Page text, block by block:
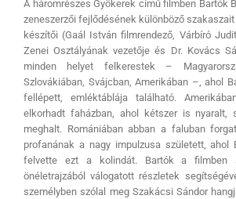
A háromrészes Gyökerek című filmben Bartók
zeneszerzői fejlődésének különböző
készítői (Gaál István filmrendező, Várbíró
Zenei Osztályának vezetője és Dr. Kovács
minden helyet felkerestek –
Szlovákiában, Svájcban, Amerikában –, ahol
fellépett, emléktáblája található.
elkorhadt faházban, ahol kétszer is nyaralt,
meghalt. Romániában abban a faluban
profanának a nagy impulzusa született, ahol
felvette ezt a kolindát. Bartók a filmben
önéletrajzából válogatott részletek
személyben szólal meg Szakácsi Sándor